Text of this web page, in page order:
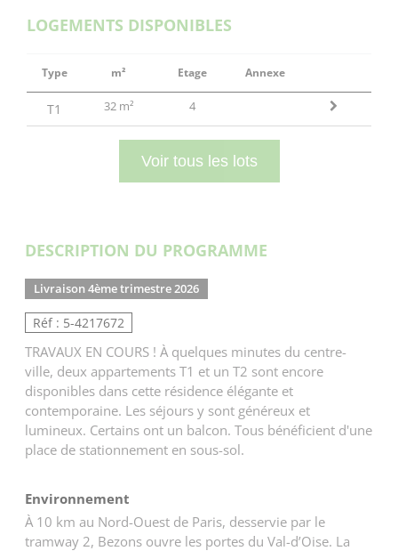
LOGEMENTS DISPONIBLES
Type m² Etage Annexe
T1 32 m² 4
Voir tous les lots
DESCRIPTION DU PROGRAMME
Livraison 4ème trimestre 2026
Réf : 5-4217672
TRAVAUX EN COURS ! À quelques minutes du centre-
ville, deux appartements T1 et un T2 sont encore
disponibles dans cette résidence élégante et
contemporaine. Les séjours y sont généreux et
lumineux. Certains ont un balcon. Tous bénéficient d'une
place de stationnement en sous-sol.
Environnement
À 10 km au Nord-Ouest de Paris, desservie par le
tramway 2, Bezons ouvre les portes du Val-d’Oise. La